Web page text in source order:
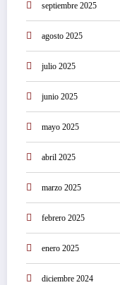
septiembre 2025
agosto 2025
julio 2025
junio 2025
mayo 2025
abril 2025
marzo 2025
febrero 2025
enero 2025
diciembre 2024